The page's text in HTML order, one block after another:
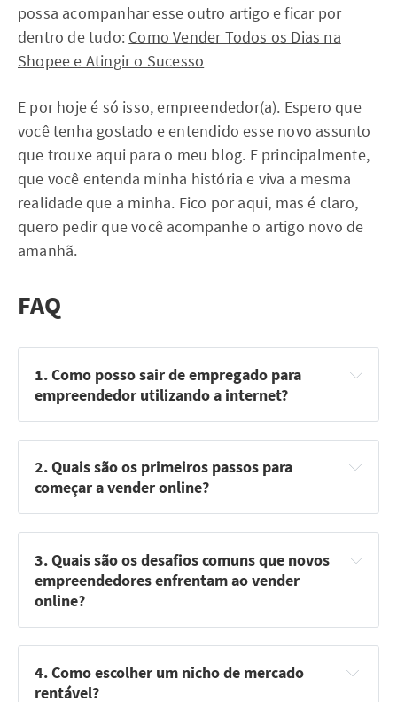
possa acompanhar esse outro artigo e ficar por
dentro de tudo: Como Vender Todos os Dias na
Shopee e Atingir o Sucesso
E por hoje é só isso, empreendedor(a). Espero que
você tenha gostado e entendido esse novo assunto
que trouxe aqui para o meu blog. E principalmente,
que você entenda minha história e viva a mesma
realidade que a minha. Fico por aqui, mas é claro,
quero pedir que você acompanhe o artigo novo de
amanhã.
FAQ
1. Como posso sair de empregado para
empreendedor utilizando a internet?
2. Quais são os primeiros passos para
começar a vender online?
Pesquisa de Mercado: Identifique nichos e produtos
com demanda.
Escolha da Plataforma: Inicie em marketplaces
conhecidos como Shopee, Mercado Livre, Magalu, etc.
Cadastro de Produtos: Descreva e anuncie seus
produtos de forma atraente e precisa.
Marketing Digital: Utilize redes sociais, SEO e
3. Quais são os desafios comuns que novos
empreendedores enfrentam ao vender
online?
Competição Acirrada: Muitos vendedores oferecem
produtos similares, exigindo diferenciação.
Gestão de Estoque: Controlar e manter o estoque pode
4. Como escolher um nicho de mercado
rentável?